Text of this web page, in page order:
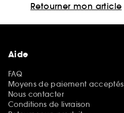
Retourner mon article
Aide
FAQ
Moyens de paiement acceptés
Nous contacter
Conditions de livraison